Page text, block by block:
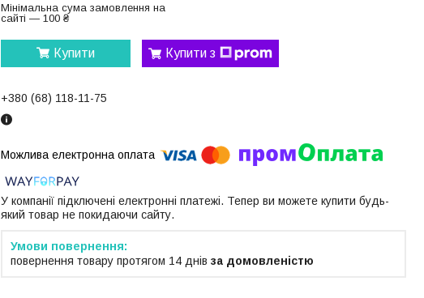
Мінімальна сума замовлення на
сайті — 100 ₴
Купити Купити з
+380 (68) 118-11-75
У компанії підключені електронні платежі. Тепер ви можете купити будь-
який товар не покидаючи сайту.
повернення товару протягом 14 днів за домовленістю